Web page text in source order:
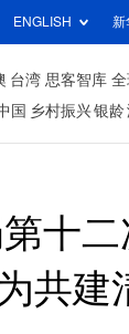
ENGLISH 新
台湾 思客智库
国 乡村振兴银龄
十
共